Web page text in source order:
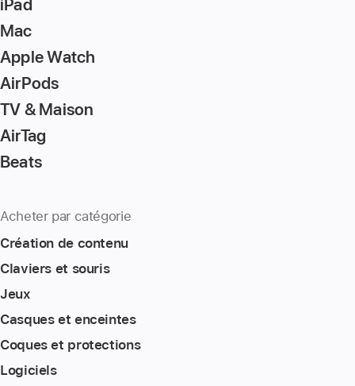
iPad
Mac
Apple Watch
AirPods
TV & Maison
AirTag
Beats
Acheter par catégorie
Création de contenu
Claviers et souris
Jeux
Casques et enceintes
Coques et protections
Logiciels